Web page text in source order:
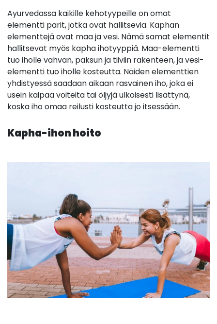
Ayurvedassa kaikille kehotyypeille on omat
elementti parit, jotka ovat hallitsevia. Kaphan
elementtejä ovat maa ja vesi. Nämä samat elementit
hallitsevat myös kapha ihotyyppiä. Maa-elementti
tuo iholle vahvan, paksun ja tiiviin rakenteen, ja vesi-
elementti tuo iholle kosteutta. Näiden elementtien
yhdistyessä saadaan aikaan rasvainen iho, joka ei
usein kaipaa voiteita tai öljyjä ulkoisesti lisättynä,
koska iho omaa reilusti kosteutta jo itsessään.
Kapha-ihon hoito